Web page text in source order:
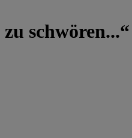
schwören...“